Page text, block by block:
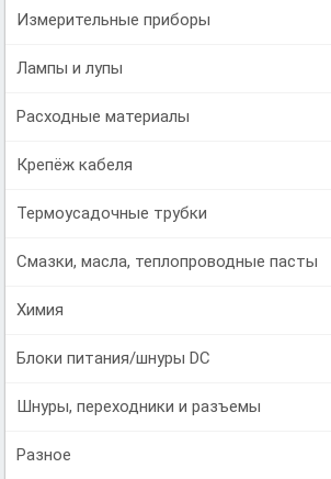
Измерительные приборы
Лампы и лупы
Расходные материалы
Крепёж кабеля
Термоусадочные трубки
Смазки, масла, теплопроводные пасты
Химия
Блоки питания/шнуры DC
Шнуры, переходники и разъемы
Разное